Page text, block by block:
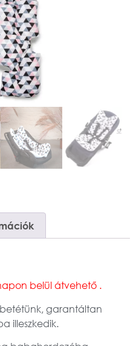
belül átvehető .
garantáltan
illeszkedik.